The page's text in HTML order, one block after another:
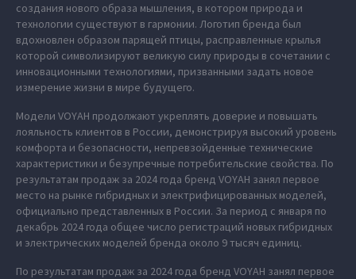
создания нового образа мышления, в котором природа и
технологии существуют в гармонии. Логотип бренда был
вдохновлен образом парящей птицы, расправленные крылья
которой символизируют великую силу природы в сочетании с
инновационными технологиями, призванными задать новое
измерение жизни в мире будущего.
Модели VOYAH продолжают укреплять доверие и повышать
лояльность клиентов в России, демонстрируя высокий уровень
комфорта и безопасности, непревзойденные технические
характеристики и безупречные потребительские свойства. По
результатам продаж за 2024 года бренд VOYAH занял первое
место на рынке гибридных и электрифицированных моделей,
официально представленных в России. За период с января по
декабрь 2024 года общее число регистраций новых гибридных
и электрических моделей бренда около 9 тысяч единиц.
По результатам продаж за 2024 года бренд VOYAH занял первое